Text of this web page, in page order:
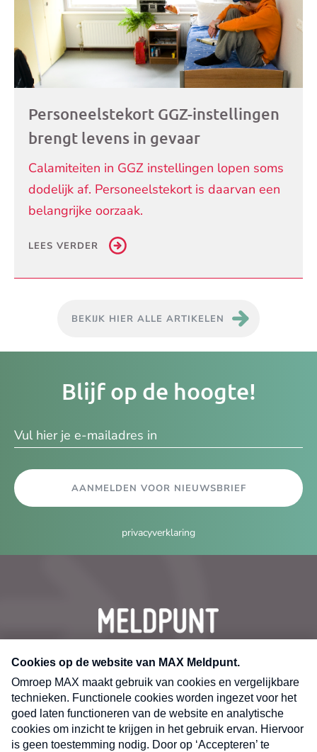
Personeelstekort GGZ-instellingen
brengt levens in gevaar
Calamiteiten in GGZ instellingen lopen soms
dodelijk af. Personeelstekort is daarvan een
belangrijke oorzaak.
LEES VERDER
BEKIJK HIER ALLE ARTIKELEN
Blijf op de hoogte!
AANMELDEN VOOR NIEUWSBRIEF
privacyverklaring
CONTACT
Volg ons op